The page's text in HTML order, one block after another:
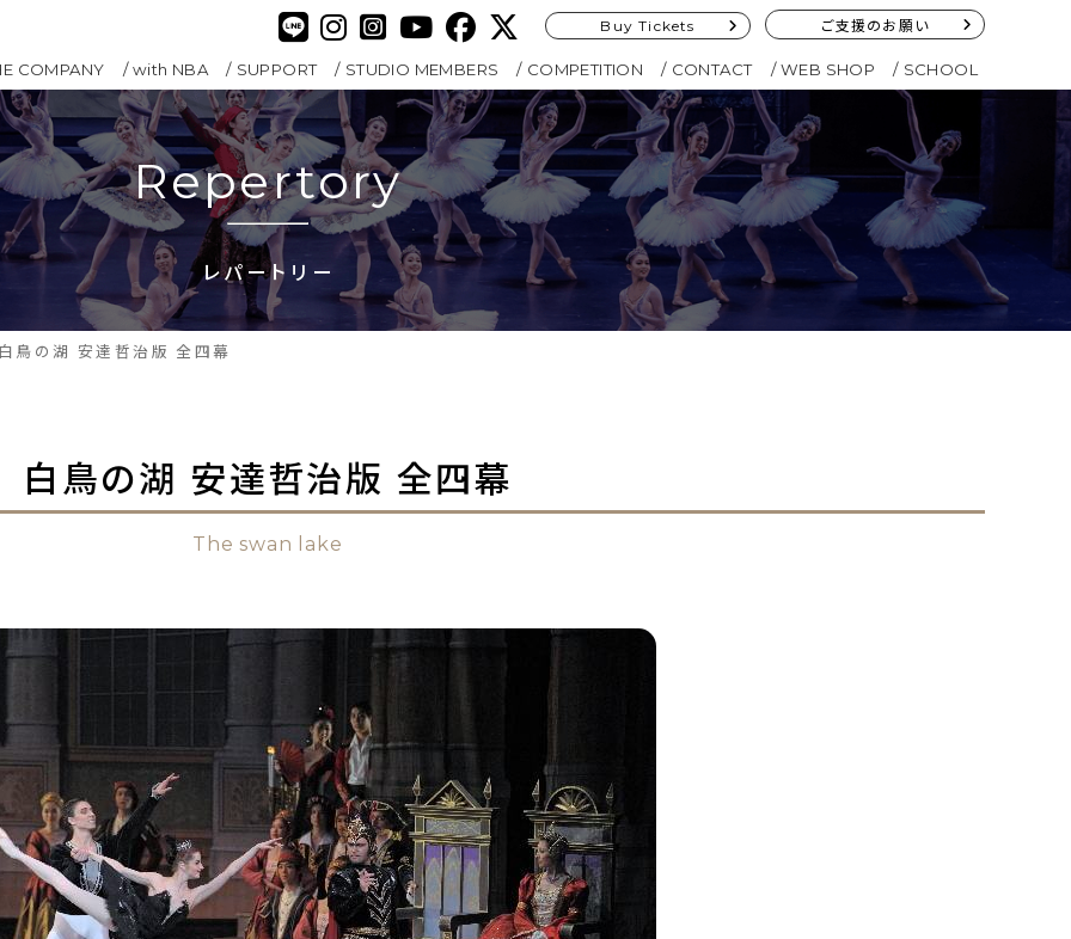
Buy Tickets ご支援のお願い
COMPANY with NBA SUPPORT STUDIO MEMBERS COMPETITION CONTACT WEB SHOP SCHOOL
Repertory
レパートリー
鳥の湖 安達哲治版 全四幕
白鳥の湖 安達哲治版 全四幕
The swan lake